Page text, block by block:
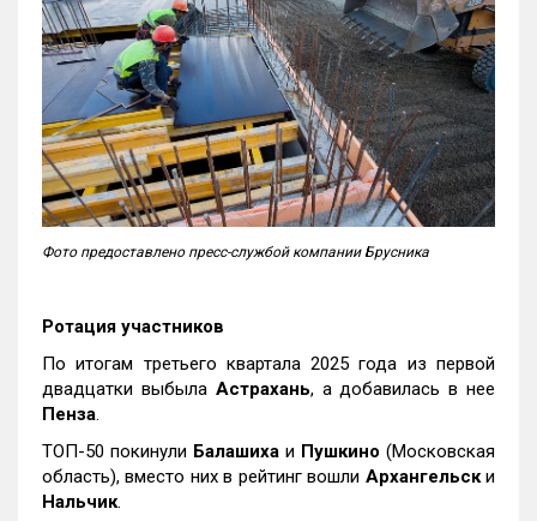
Фото предоставлено пресс-службой компании Брусника
Ротация участников
По итогам третьего квартала 2025 года из первой
двадцатки выбыла Астрахань, а добавилась в нее
Пенза.
ТОП-50 покинули Балашиха и Пушкино (Московская
область), вместо них в рейтинг вошли Архангельски
Нальчик.